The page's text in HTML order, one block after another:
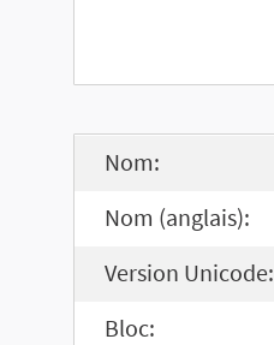
Nom:
Nom (anglais):
Version Unicode:
Bloc: